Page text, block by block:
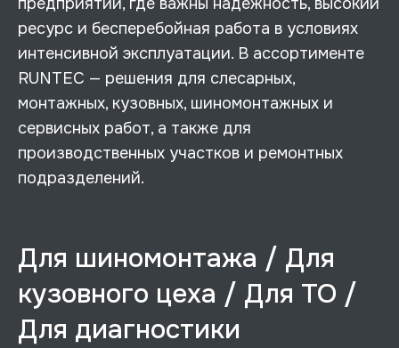
предприятий, где важны надежность, высокий
ресурс и бесперебойная работа в условиях
интенсивной эксплуатации. В ассортименте
RUNTEC — решения для слесарных,
монтажных, кузовных, шиномонтажных и
сервисных работ, а также для
производственных участков и ремонтных
подразделений.
Для шиномонтажа / Для
кузовного цеха / Для ТО /
Для диагностики